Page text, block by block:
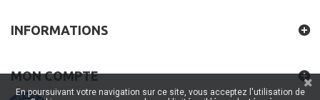
INFORMATIONS
MON COMPTE
En poursuivant votre navigation sur ce site, vous acceptez l'utilisation de